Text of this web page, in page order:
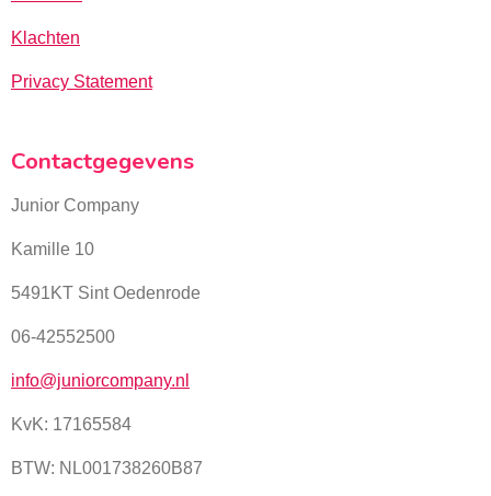
Klachten
Privacy Statement
Contactgegevens
Junior Company
Kamille 10
5491KT Sint Oedenrode
06-42552500
info@juniorcompany.nl
KvK: 17165584
BTW: NL001738260B87